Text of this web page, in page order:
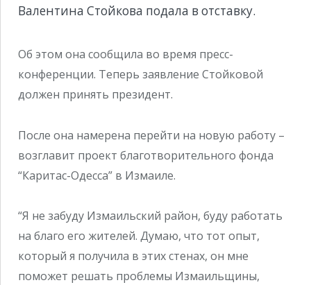
Валентина Стойкова подала в отставку.
Об этом она сообщила во время пресс-
конференции. Теперь заявление Стойковой
должен принять президент.
После она намерена перейти на новую работу –
возглавит проект благотворительного фонда
“Каритас-Одесса” в Измаиле.
“Я не забуду Измаильский район, буду работать
на благо его жителей. Думаю, что тот опыт,
который я получила в этих стенах, он мне
поможет решать проблемы Измаильщины,